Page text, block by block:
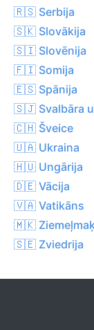
🇷🇸 Serbija
🇸🇰 Slovākija
🇸🇮 Slovēnija
🇫🇮 Somija
🇪🇸 Spānija
🇸🇯 Svalbāra
🇨🇭 Šveice
🇺🇦 Ukraina
🇭🇺 Ungārija
🇩🇪 Vācija
🇻🇦 Vatikāns
🇲🇰
🇸🇪 Zviedrija